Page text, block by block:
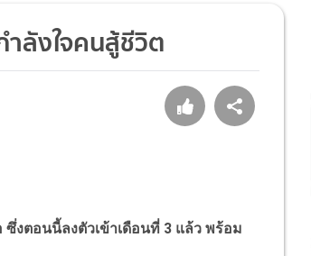
ลังใจคนสู้ชีวิต
งตอนนี้ลงตัวเข้าเดือนที่ 3 แล้ว พร้อม